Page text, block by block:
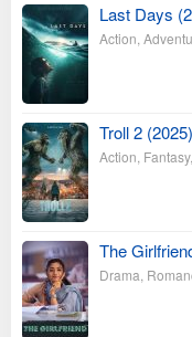
Last Days
Action
Troll 2
Action Fantasy,
The
Drama